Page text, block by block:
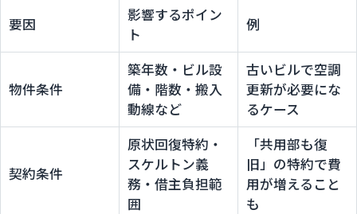
要因
影響するポイン
ト
例
物件条件
築年数・ビル設
備・階数・搬入
動線など
古いビルで空調
更新が必要にな
るケース
契約条件
原状回復特約・
スケルトン義
務・借主負担範
囲
「共用部も復
旧」の特約で費
用が増えること
も